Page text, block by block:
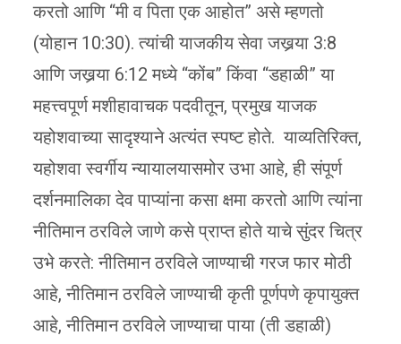
करतो आणि “मी व पिता एक आहोत” असे म्हणतो
(योहान 10:30). त्यांची याजकीय सेवा जखर्‍या 3:8
आणि जखर्‍या 6:12 मध्ये “कोंब” किंवा “डहाळी” या
महत्त्वपूर्ण मशीहावाचक पदवीतून, प्रमुख याजक
यहोशवाच्या सादृश्याने अत्यंत स्पष्ट होते. याव्यतिरिक्त,
यहोशवा स्वर्गीय न्यायालयासमोर उभा आहे, ही संपूर्ण
दर्शनमालिका देव पाप्यांना कसा क्षमा करतो आणि त्यांना
नीतिमान ठरविले जाणे कसे प्राप्त होते याचे सुंदर चित्र
उभे करते: नीतिमान ठरविले जाण्याची गरज फार मोठी
आहे, नीतिमान ठरविले जाण्याची कृती पूर्णपणे कृपायुक्त
आहे, नीतिमान ठरविले जाण्याचा पाया (ती डहाळी)